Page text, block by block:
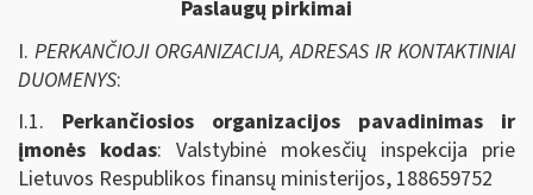
Paslaugų pirkimai
I. PERKANČIOJI ORGANIZACIJA, ADRESAS IR KONTAKTINIAI
DUOMENYS:
I.1. Perkančiosios organizacijos pavadinimas ir
įmonės kodas: Valstybinė mokesčių inspekcija prie
Lietuvos Respublikos finansų ministerijos, 188659752